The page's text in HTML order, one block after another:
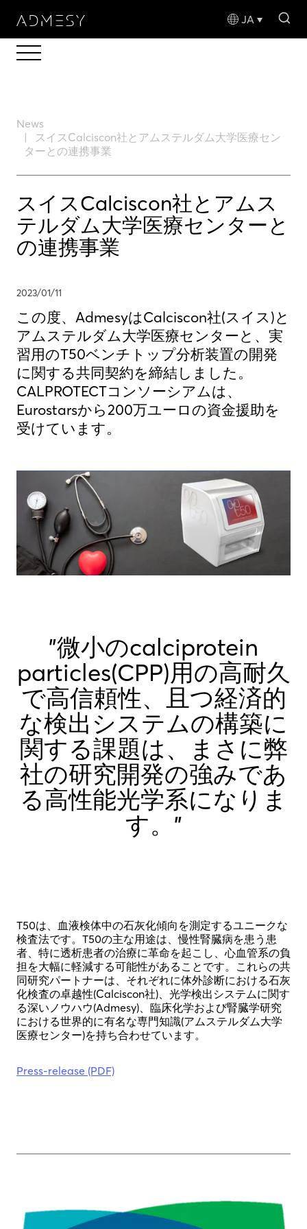
JA
News
スイスCalciscon社とアムステルダム大学医療セン
ターとの連携事業
スイスCalciscon社とアムス
テルダム大学医療センターと
の連携事業
2023/01/11
この度、AdmesyはCalciscon社(スイス)と
アムステルダム大学医療センターと、実
習用のT50ベンチトップ分析装置の開発
に関する共同契約を締結しました。
CALPROTECTコンソーシアムは、
Eurostarsから200万ユーロの資金援助を
受けています。
"微小のcalciprotein
particles(CPP)用の高耐久
で高信頼性、且つ経済的
な検出システムの構築に
関する課題は、まさに弊
社の研究開発の強みであ
る高性能光学系になりま
す。"
T50は、血液検体中の石灰化傾向を測定するユニークな
検査法です。T50の主な用途は、慢性腎臓病を患う患
者、特に透析患者の治療に革命を起こし、心血管系の負
担を大幅に軽減する可能性があることです。これらの共
同研究パートナーは、それぞれに体外診断における石灰
化検査の卓越性(Calciscon社)、光学検出システムに関す
る深いノウハウ(Admesy)、臨床化学および腎臓学研究
における世界的に有名な専門知識(アムステルダム大学
医療センター)を持ち合わせています。
Press-release (PDF)